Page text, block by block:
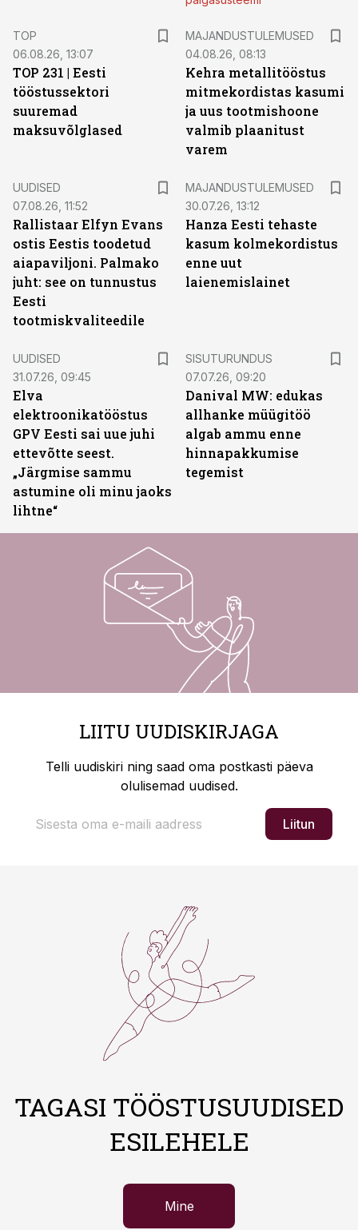
TOP
06.08.26, 13:07
TOP 231 | Eesti
tööstussektori
suuremad
maksuvõlglased
MAJANDUSTULEMUSED
04.08.26, 08:13
Kehra metallitööstus
mitmekordistas kasumi
ja uus tootmishoone
valmib plaanitust
varem
UUDISED
07.08.26, 11:52
Rallistaar Elfyn Evans
ostis Eestis toodetud
aiapaviljoni. Palmako
juht: see on tunnustus
Eesti
tootmiskvaliteedile
MAJANDUSTULEMUSED
30.07.26, 13:12
Hanza Eesti tehaste
kasum kolmekordistus
enne uut
laienemislainet
UUDISED
31.07.26, 09:45
Elva
elektroonikatööstus
GPV Eesti sai uue juhi
ettevõtte seest.
„Järgmise sammu
astumine oli minu jaoks
lihtne“
SISUTURUNDUS
07.07.26, 09:20
Danival MW: edukas
allhanke müügitöö
algab ammu enne
hinnapakkumise
tegemist
LIITU UUDISKIRJAGA
Telli uudiskiri ning saad oma postkasti päeva
olulisemad uudised.
Liitun
TAGASI TÖÖSTUSUUDISED
ESILEHELE
Mine